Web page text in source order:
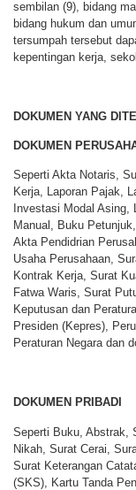
sembilan (9), bidang
bidang hukum dan
tersumpah tersebut
kepentingan kerja,
DOKUMEN YANG
DOKUMEN
Seperti Akta Notaris,
Kerja, Laporan Pajak,
Investasi Modal Asing,
Manual, Buku
Akta Pendidrian
Usaha Perusahaan,
Kontrak Kerja, Surat
Fatwa Waris, Surat
Keputusan dan
Presiden (Kepres),
Peraturan Negara dan
DOKUMEN PRIBADI
Seperti Buku, Abstrak,
Nikah, Surat Cerai,
Surat Keterangan
(SKS), Kartu Tanda